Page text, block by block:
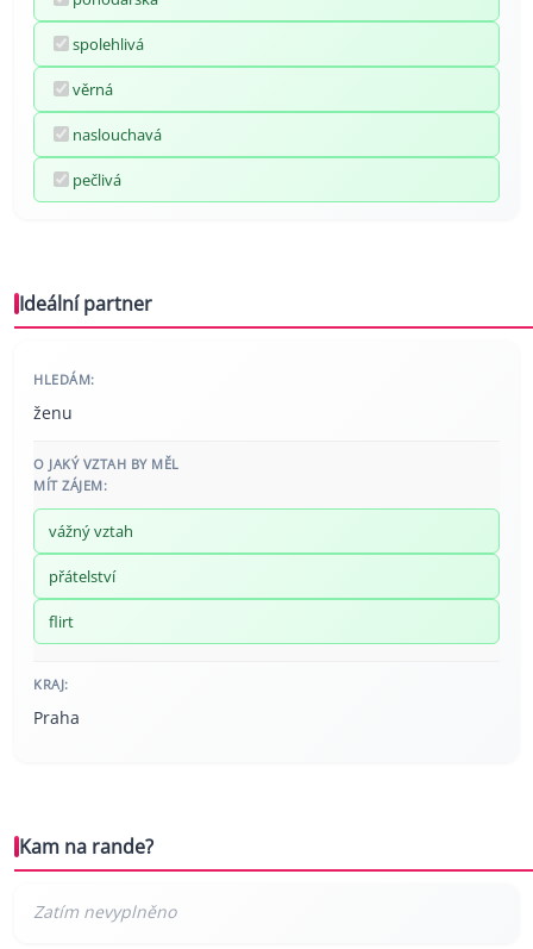
spolehlivá
věrná
naslouchavá
pečlivá
Ideální partner
HLEDÁM:
ženu
O JAKÝ VZTAH BY MĚL
MÍT ZÁJEM:
vážný vztah
přátelství
flirt
KRAJ:
Praha
Kam na rande?